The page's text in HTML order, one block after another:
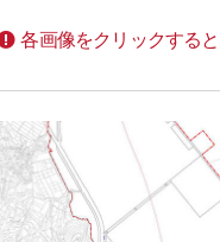
各画像をクリックする